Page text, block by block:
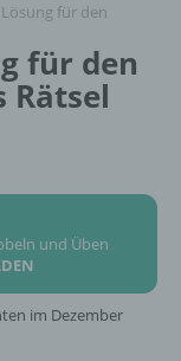
für den
für den
Rätsel
und Üben
im Dezember